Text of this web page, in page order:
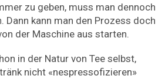
zu geben, muss man dennoch
Dann kann man den Prozess doch
der Maschine aus starten.
in der Natur von Tee selbst,
nicht «nespressofizieren»